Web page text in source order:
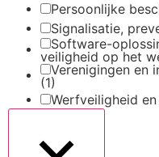
Persoonlijke
Signalisatie,
Software-
veiligheid op het
Verenigingen en
(1)
Werfveiligheid